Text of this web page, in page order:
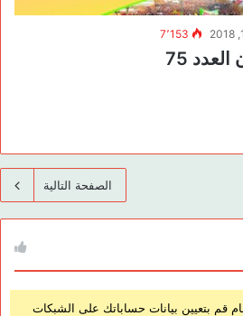
7٬153
75
الصفحة التالية
قم بتعيين بيانات حساباتك على الشبكات